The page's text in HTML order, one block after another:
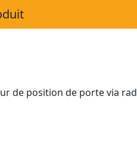
de position de porte via